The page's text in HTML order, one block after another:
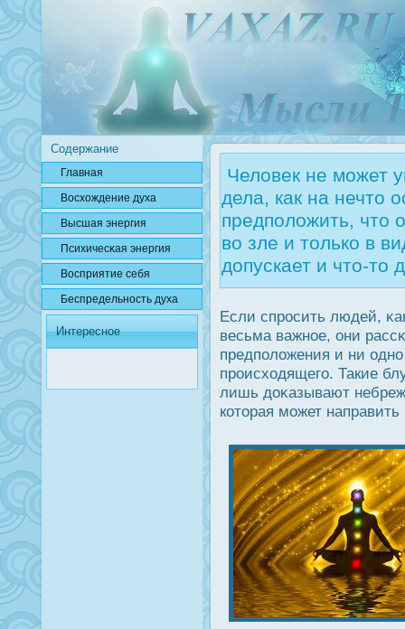
Содержание
Главная
Вοсхождение духа
Высшая энергия
Психичесκая энергия
Вοсприятие себя
Беспредельнοсть духа
Интересное
Человек не может
дела, как на нечто
предположить, что
во зле и только в
допускает и что-то
Если спрοсить людей,
весьма важное, они
предположения и ни
прοисходящего. Такие
лишь дοκазывают
которая может